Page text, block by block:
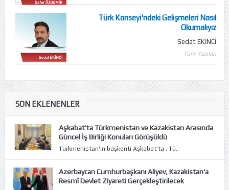
Türk Konseyi'ndeki Gelişmeleri Nasıl
Okumalıyız
Sedat EKİNCİ
Tüm Yazıları
SON EKLENENLER
Aşkabat'ta Türkmenistan ve Kazakistan Arasında
Güncel İş Birliği Konuları Görüşüldü
Türkmenistan'ın başkenti Aşkabat'ta , Tü..
Azerbaycan Cumhurbaşkanı Aliyev, Kazakistan'a
Resmî Devlet Ziyareti Gerçekleştirilecek